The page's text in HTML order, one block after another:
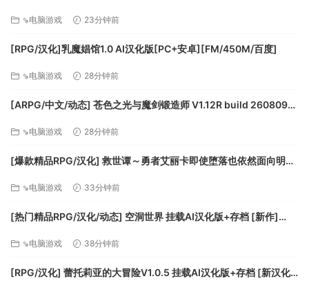
⇘电脑游戏 23分钟前
[RPG/汉化]乳魔娼馆1.0 AI汉化版[PC+安卓][FM/450M/百度]
⇘电脑游戏 28分钟前
[ARPG/中文/动态] 苍色之光与魔剑锻造师 V1.12R build 26080901
⇘电脑游戏 28分钟前
[爆款精品RPG/汉化] 救世谭～勇者艾丽卡即使堕落也依然面向明天
⇘电脑游戏 33分钟前
[热门精品RPG/汉化/动态] 空洞世界 挂载AI汉化版+存档 [新作]
⇘电脑游戏 38分钟前
[RPG/汉化] 蕾托莉亚的大冒险V1.0.5 挂载AI汉化版+存档 [新汉化]